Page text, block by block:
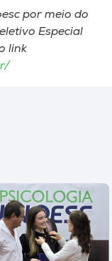
por meio do
Especial
link